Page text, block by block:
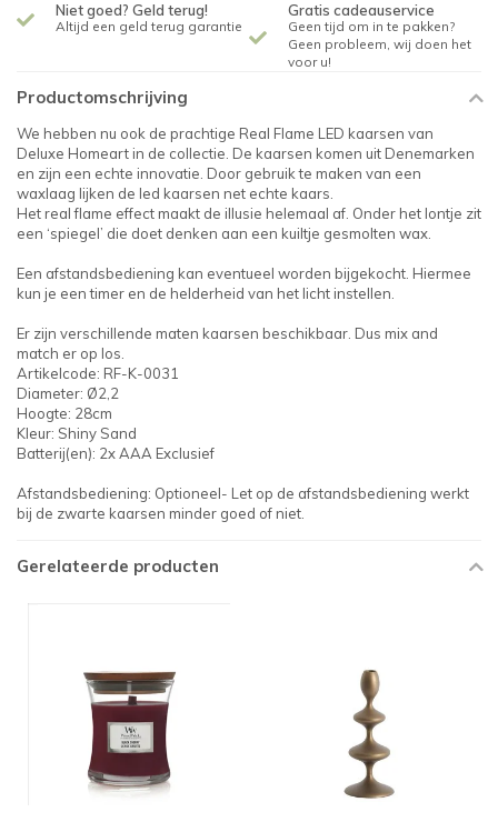
Niet goed? Geld terug!
Altijd een geld terug garantie
Gratis cadeauservice
Geen tijd om in te pakken?
Geen probleem, wij doen het
voor u!
Productomschrijving
We hebben nu ook de prachtige Real Flame LED kaarsen van
Deluxe Homeart in de collectie. De kaarsen komen uit Denemarken
en zijn een echte innovatie. Door gebruik te maken van een
waxlaag lijken de led kaarsen net echte kaars.
Het real flame effect maakt de illusie helemaal af. Onder het lontje zit
een ‘spiegel’ die doet denken aan een kuiltje gesmolten wax.
Een afstandsbediening kan eventueel worden bijgekocht. Hiermee
kun je een timer en de helderheid van het licht instellen.
Er zijn verschillende maten kaarsen beschikbaar. Dus mix and
match er op los.
Artikelcode: RF-K-0031
Diameter: Ø2,2
Hoogte: 28cm
Kleur: Shiny Sand
Batterij(en): 2x AAA Exclusief
Afstandsbediening: Optioneel- Let op de afstandsbediening werkt
bij de zwarte kaarsen minder goed of niet.
Gerelateerde producten